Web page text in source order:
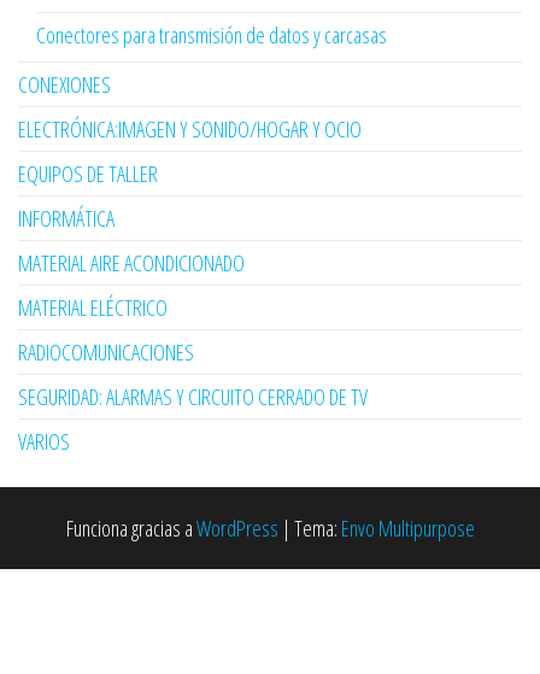
Conectores para transmisión de datos y carcasas
CONEXIONES
ELECTRÓNICA:IMAGEN Y SONIDO/HOGAR Y OCIO
EQUIPOS DE TALLER
INFORMÁTICA
MATERIAL AIRE ACONDICIONADO
MATERIAL ELÉCTRICO
RADIOCOMUNICACIONES
SEGURIDAD: ALARMAS Y CIRCUITO CERRADO DE TV
VARIOS
Funciona gracias aWordPress | Tema: Envo Multipurpose